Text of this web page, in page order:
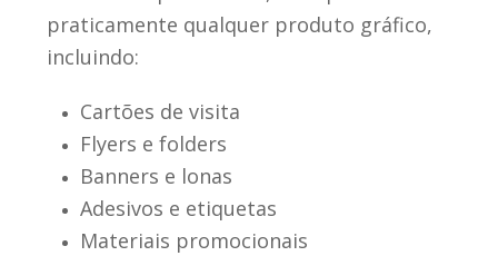
praticamente qualquer produto gráfico,
incluindo:
Cartões de visita
Flyers e folders
Banners e lonas
Adesivos e etiquetas
Materiais promocionais